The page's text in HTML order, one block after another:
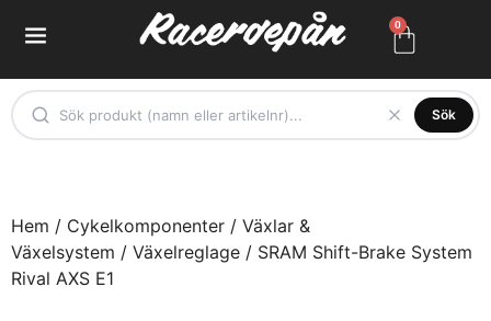
0
Sök
Hem / Cykelkomponenter / Växlar &
Växelsystem / Växelreglage / SRAM Shift-Brake System
Rival AXS E1